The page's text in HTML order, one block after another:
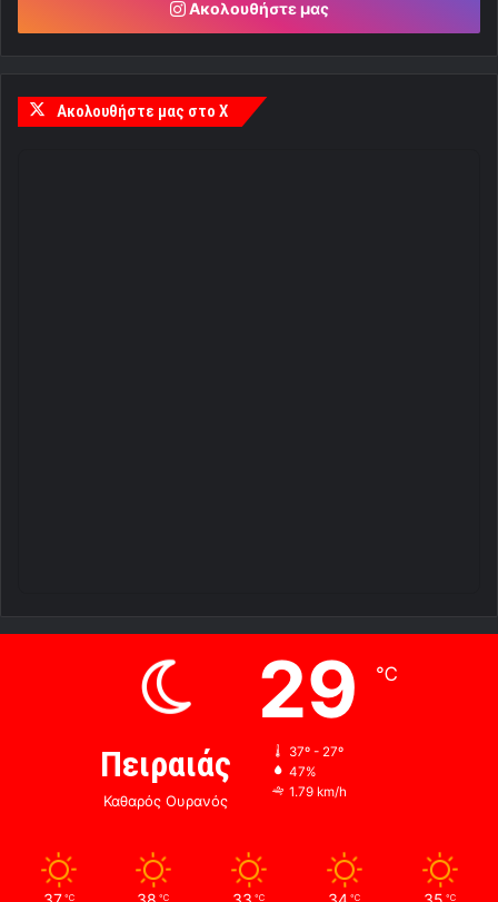
Ακολουθήστε μας
Ακολουθήστε μας στο X
Πειραιάς
Καθαρός Ουρανός
29 ℃
37º - 27º
47%
1.79 km/h
℃ ℃ ℃ ℃ ℃